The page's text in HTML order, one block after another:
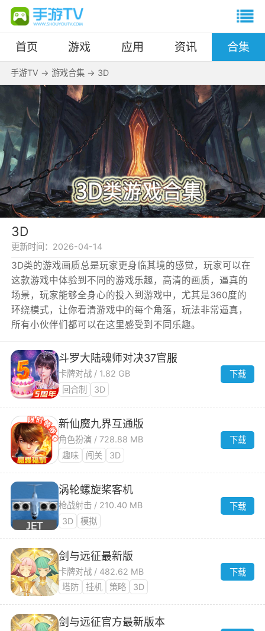
首页 游戏 应用 资讯 合集
手游TV -> 游戏合集-> 3D
3D
更新时间： 2026-04-14
3D类的游戏画质总是玩家更身临其境的感觉，玩家可以在
这款游戏中体验到不同的游戏乐趣，高清的画质，逼真的
场景，玩家能够全身心的投入到游戏中，尤其是360度的
环绕模式，让你看清游戏中的每个角落，玩法非常逼真，
所有小伙伴们都可以在这里感受到不同乐趣。
斗罗大陆魂师对决37官服
卡牌对战 / 1.82 GB
回合制
3D
下载
新仙魔九界互通版
角色扮演 / 728.88 MB
趣味
闯关 3D
下载
涡轮螺旋桨客机
枪战射击 / 210.40 MB
3D
模拟
下载
剑与远征最新版
卡牌对战 / 482.62 MB
塔防
挂机 策略 3D
下载
剑与远征官方最新版本